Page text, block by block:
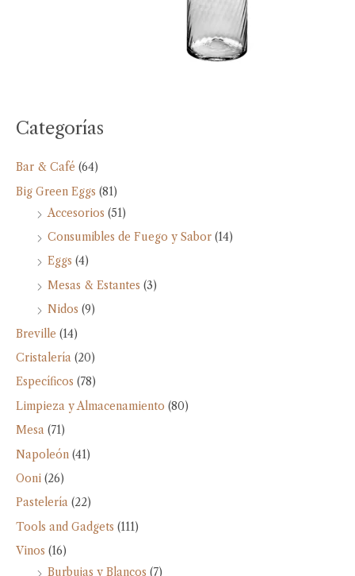
Categorías
Bar & Café (64)
Big Green Eggs (81)
Accesorios (51)
Consumibles de Fuego y Sabor (14)
Eggs (4)
Mesas & Estantes (3)
Nidos (9)
Breville (14)
Cristalería (20)
Específicos (78)
Limpieza y Almacenamiento (80)
Mesa (71)
Napoleón (41)
Ooni (26)
Pastelería (22)
Tools and Gadgets (111)
Vinos (16)
Burbujas y Blancos (7)